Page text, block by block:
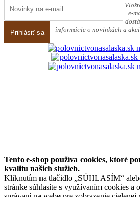
Prihlásiť sa
e-
informácie o novinkách a
Tento e-shop používa cookies, ktoré
kvalitu našich služieb.
Kliknutím na tlačidlo „SÚHLASÍM“
stránke súhlasíte s využívaním cookies a